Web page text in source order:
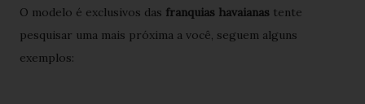
O modelo é exclusivos das franquias havaianas tente
pesquisar uma mais próxima a você, seguem alguns
exemplos: